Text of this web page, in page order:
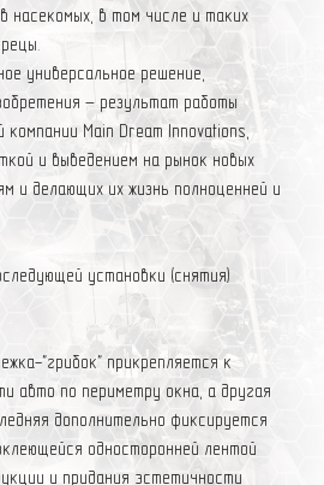
насекомых, в том числе и таких
универсальное решение,
– результат работы
Main Dream Innovations,
и выведением на рынок новых
и делающих их жизнь полноценней и
установки (снятия)
"грибок" прикрепляется к
авто по периметру окна, а другая
дополнительно фиксируется
односторонней лентой
и придания эстетичности